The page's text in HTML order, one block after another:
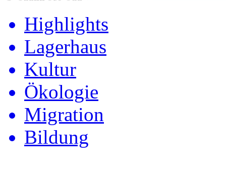
Highlights
Lagerhaus
Kultur
Ökologie
Migration
Bildung